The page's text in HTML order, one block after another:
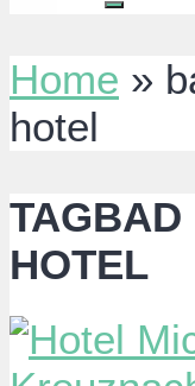
Home »
hotel
TAGBAD
HOTEL